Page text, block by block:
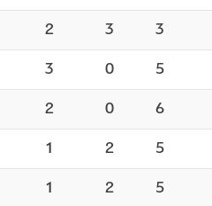
2 3 3
3 0 5
2 0 6
1 2 5
1 2 5